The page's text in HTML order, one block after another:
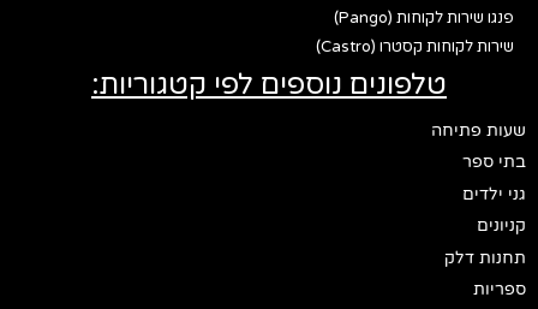
פנגו שירות לקוחות (Pango)
שירות לקוחות קסטרו (Castro)
טלפונים נוספים לפי קטגוריות:
שעות פתיחה
בתי ספר
גני ילדים
קניונים
תחנות דלק
ספריות